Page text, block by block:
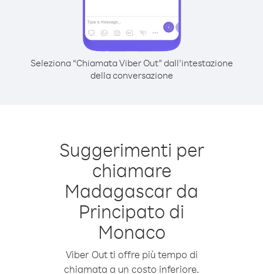
Seleziona “Chiamata Viber Out” dall’intestazione
della conversazione
Suggerimenti per
chiamare
Madagascar da
Principato di
Monaco
Viber Out ti offre più tempo di
chiamata a un costo inferiore.